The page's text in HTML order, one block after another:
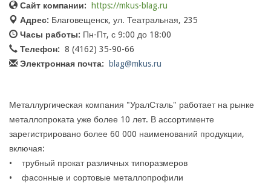
Сайт компании:
https://mkus-blag.ru
Адрес: Благовещенск, ул. Театральная, 235
Часы работы: Пн-Пт, с 9:00 до 18:00
Телефон: 8 (4162) 35-90-66
Электронная почта:
blag@mkus.ru
Металлургическая компания "УралСталь" работает на рынке
металлопроката уже более 10 лет. В ассортименте
зарегистрировано более 60 000 наименований продукции,
включая:
• трубный прокат различных типоразмеров
• фасонные и сортовые металлопрофили